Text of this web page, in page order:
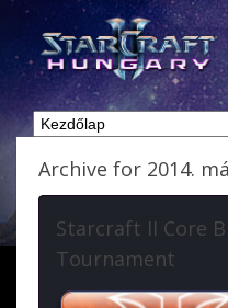
Archive for 2014.
Starcraft II Core
Tournament